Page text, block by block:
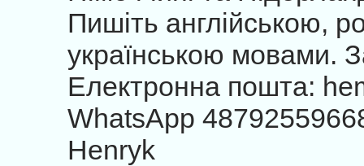
Пишіть англійською,
українською мовами.
Електронна пошта:
WhatsApp
Henryk